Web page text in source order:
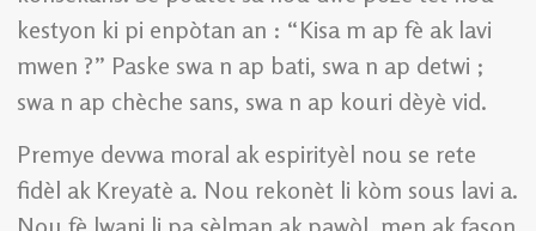
kestyon ki pi enpòtan an : “Kisa m ap fè ak lavi
mwen ?” Paske swa n ap bati, swa n ap detwi ;
swa n ap chèche sans, swa n ap kouri dèyè vid.
Premye devwa moral ak espirityèl nou se rete
fidèl ak Kreyatè a. Nou rekonèt li kòm sous lavi a.